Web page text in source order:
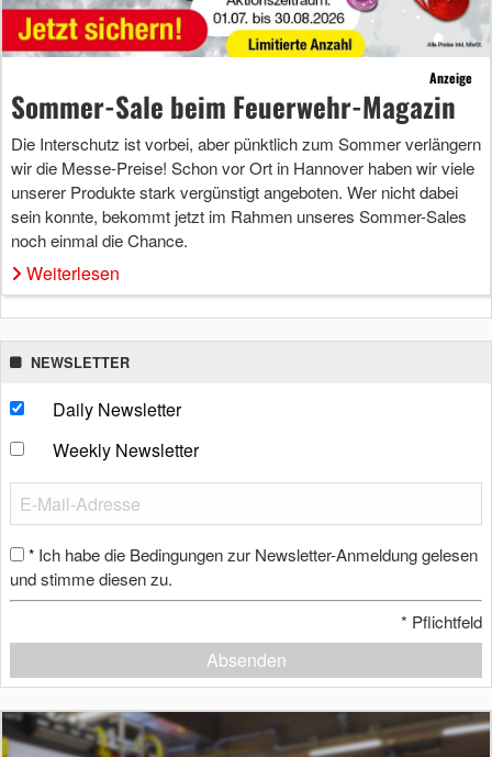
Anzeige
Sommer-Sale beim Feuerwehr-Magazin
Die Interschutz ist vorbei, aber pünktlich zum Sommer verlängern
wir die Messe-Preise! Schon vor Ort in Hannover haben wir viele
unserer Produkte stark vergünstigt angeboten. Wer nicht dabei
sein konnte, bekommt jetzt im Rahmen unseres Sommer-Sales
noch einmal die Chance.
Weiterlesen
NEWSLETTER
Daily Newsletter
Weekly Newsletter
* Ich habe die Bedingungen zur Newsletter-Anmeldung gelesen
und stimme diesen zu.
* Pflichtfeld
Absenden